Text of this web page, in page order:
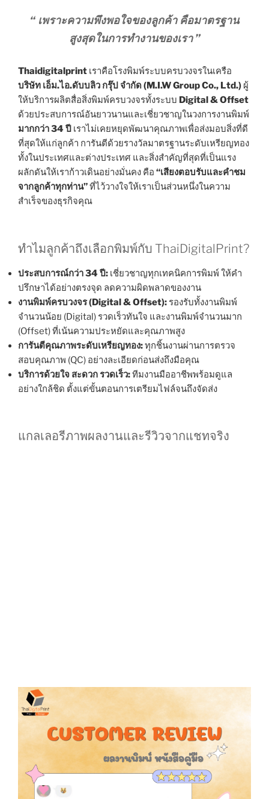
“ เพราะความพึงพอใจของลูกค้า คือมาตรฐาน
สูงสุดในการทำงานของเรา ”
Thaidigitalprint เราคือโรงพิมพ์ระบบครบวงจรในเครือ
บริษัท เอ็ม.ไอ.ดับบลิว กรุ๊ป จำกัด (M.I.W Group Co., Ltd.) ผู้
ให้บริการผลิตสื่อสิ่งพิมพ์ครบวงจรทั้งระบบ Digital & Offset
ด้วยประสบการณ์อันยาวนานและเชี่ยวชาญในวงการงานพิมพ์
มากกว่า 34 ปี เราไม่เคยหยุดพัฒนาคุณภาพเพื่อส่งมอบสิ่งที่ดี
ที่สุดให้แก่ลูกค้า การันตีด้วยรางวัลมาตรฐานระดับเหรียญทอง
ทั้งในประเทศและต่างประเทศ และสิ่งสำคัญที่สุดที่เป็นแรง
ผลักดันให้เราก้าวเดินอย่างมั่นคง คือ “เสียงตอบรับและคำชม
จากลูกค้าทุกท่าน”ที่ไว้วางใจให้เราเป็นส่วนหนึ่งในความ
สำเร็จของธุรกิจคุณ
ทำไมลูกค้าถึงเลือกพิมพ์กับ ThaiDigitalPrint?
ประสบการณ์กว่า 34 ปี: เชี่ยวชาญทุกเทคนิคการพิมพ์ ให้คำ
ปรึกษาได้อย่างตรงจุด ลดความผิดพลาดของงาน
งานพิมพ์ครบวงจร (Digital & Offset): รองรับทั้งงานพิมพ์
จำนวนน้อย (Digital) รวดเร็วทันใจ และงานพิมพ์จำนวนมาก
(Offset) ที่เน้นความประหยัดและคุณภาพสูง
การันตีคุณภาพระดับเหรียญทอง:ทุกชิ้นงานผ่านการตรวจ
สอบคุณภาพ (QC) อย่างละเอียดก่อนส่งถึงมือคุณ
บริการด้วยใจ สะดวก รวดเร็ว:ทีมงานมืออาชีพพร้อมดูแล
อย่างใกล้ชิด ตั้งแต่ขั้นตอนการเตรียมไฟล์จนถึงจัดส่ง
แกลเลอรีภาพผลงานและรีวิวจากแชทจริง